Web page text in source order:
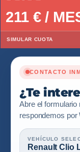
211€ /
SIMULAR CUOTA
CONTACTO
¿Te
Abre el formulario
respondemos por
VEHÍCULO
Renault Clio